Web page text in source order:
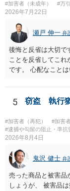
#加害者（未成年） #万
2026年7月22日
瀬戸 伸一 弁
後悔と反省は大切で
ことを反省してこれ
です。 心配なこと
す。
5 窃盗 執行
#加害者（再犯） #加害者
#逮捕や勾留の阻止・準抗
2026年8月4日
鬼沢 健士 弁
売った商品と被害品
しょうが、 被害品